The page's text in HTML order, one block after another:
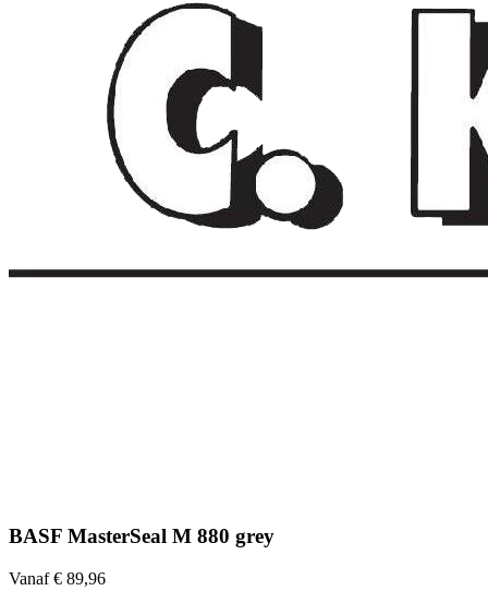
BASF MasterSeal M 880 grey
Vanaf € 89,96